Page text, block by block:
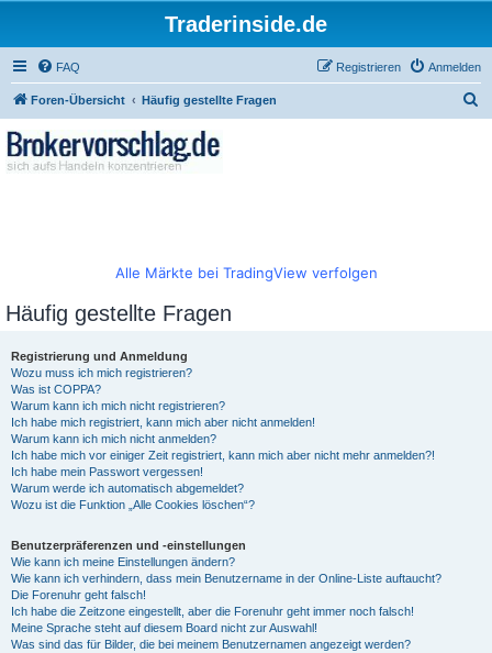
Traderinside.de
FAQ Anmelden
Registrieren
Foren-Übersicht Häufig gestellte Fragen
Alle Märkte bei TradingView verfolgen
Häufig gestellte Fragen
Registrierung und Anmeldung
Wozu muss ich mich registrieren?
Was ist COPPA?
Warum kann ich mich nicht registrieren?
Ich habe mich registriert, kann mich aber nicht anmelden!
Warum kann ich mich nicht anmelden?
Ich habe mich vor einiger Zeit registriert, kann mich aber nicht mehr anmelden?!
Ich habe mein Passwort vergessen!
Warum werde ich automatisch abgemeldet?
Wozu ist die Funktion „Alle Cookies löschen“?
Benutzerpräferenzen und -einstellungen
Wie kann ich meine Einstellungen ändern?
Wie kann ich verhindern, dass mein Benutzername in der Online-Liste auftaucht?
Die Forenuhr geht falsch!
Ich habe die Zeitzone eingestellt, aber die Forenuhr geht immer noch falsch!
Meine Sprache steht auf diesem Board nicht zur Auswahl!
Was sind das für Bilder, die bei meinem Benutzernamen angezeigt werden?